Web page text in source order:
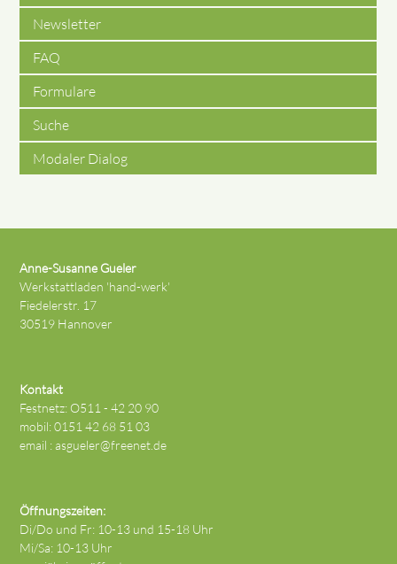
Newsletter
FAQ
Formulare
Suche
Modaler Dialog
Anne-Susanne Gueler
Werkstattladen 'hand-werk'
Fiedelerstr. 17
30519 Hannover
Kontakt
Festnetz: O511 - 42 20 90
mobil: 0151 42 68 51 03
email :asgueler@freenet.de
Öffnungszeiten:
Di/Do und Fr: 10-13 und 15-18 Uhr
Mi/Sa: 10-13 Uhr